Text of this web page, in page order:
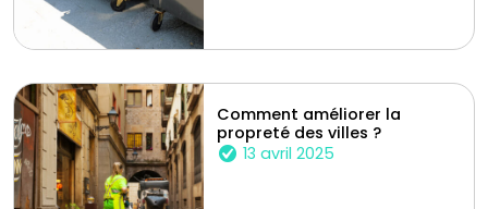
Comment améliorer la
propreté des villes ?
13 avril 2025